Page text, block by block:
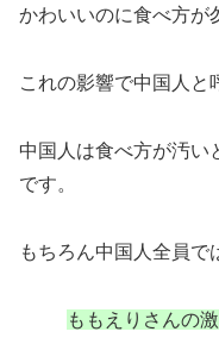
かわいいのに食べ方が
これの影響で中国人と
中国人は食べ方が汚い
です。
もちろん中国人全員で
ももえりさんの